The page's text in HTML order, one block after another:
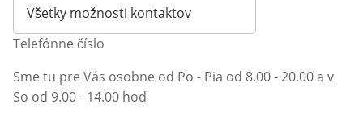
Všetky možnosti kontaktov
Telefónne číslo
Sme tu pre Vás osobne od Po - Pia od 8.00 - 20.00 a v
So od 9.00 - 14.00 hod